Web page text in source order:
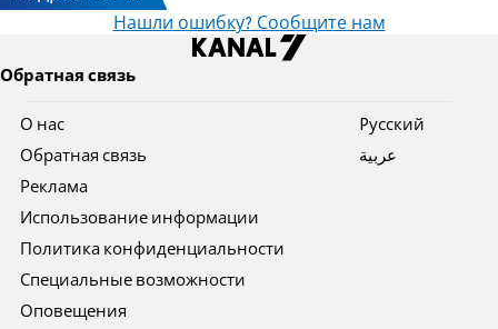
Нашли ошибку? Сообщите нам
Обратная связь
О нас
Обратная связь
Реклама
Использование информации
Политика конфиденциальности
Специальные возможности
Оповещения
Pусский
عربية